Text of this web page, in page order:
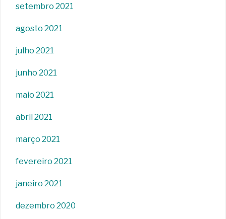
setembro 2021
agosto 2021
julho 2021
junho 2021
maio 2021
abril 2021
março 2021
fevereiro 2021
janeiro 2021
dezembro 2020